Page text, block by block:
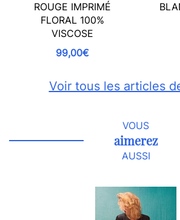
ROUGE IMPRIMÉ
FLORAL 100%
VISCOSE
99,00€
Voir tous les articles
VOUS
aimerez
AUSSI